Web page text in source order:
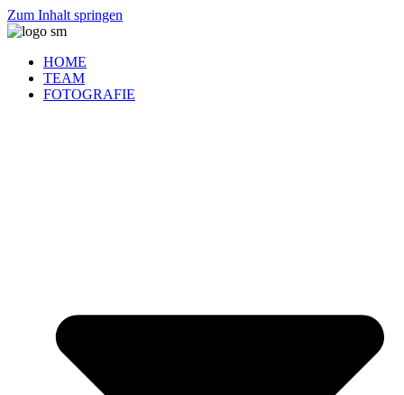
Zum Inhalt springen
HOME
TEAM
FOTOGRAFIE